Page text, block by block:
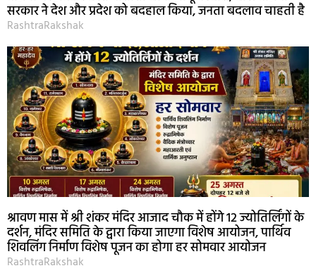
सरकार ने देश और प्रदेश को बदहाल किया, जनता बदलाव चाहती है
RashtraRakshak
श्रावण मास में श्री शंकर मंदिर आजाद चौक में होंगे 12 ज्योतिर्लिंगों के
दर्शन, मंदिर समिति के द्वारा किया जाएगा विशेष आयोजन, पार्थिव
शिवलिंग निर्माण विशेष पूजन का होगा हर सोमवार आयोजन
RashtraRakshak